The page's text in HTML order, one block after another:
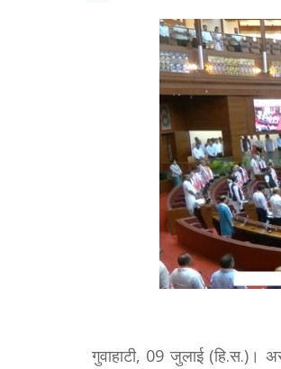
गुवाहाटी, 09 जुलाई (हि.स.)।